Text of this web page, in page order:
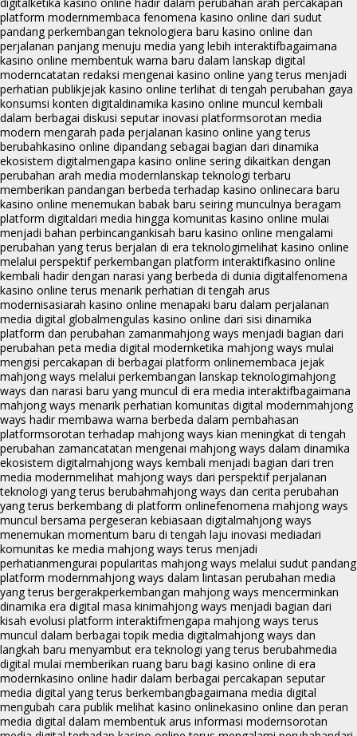
platform modernmembaca fenomena kasino online dari sudut
pandang perkembangan teknologiera baru kasino online dan
perjalanan panjang menuju media yang lebih interaktifbagaimana
kasino online membentuk warna baru dalam lanskap digital
moderncatatan redaksi mengenai kasino online yang terus menjadi
perhatian publikjejak kasino online terlihat di tengah perubahan gaya
konsumsi konten digitaldinamika kasino online muncul kembali
dalam berbagai diskusi seputar inovasi platformsorotan media
modern mengarah pada perjalanan kasino online yang terus
berubahkasino online dipandang sebagai bagian dari dinamika
ekosistem digitalmengapa kasino online sering dikaitkan dengan
perubahan arah media modernlanskap teknologi terbaru
memberikan pandangan berbeda terhadap kasino onlinecara baru
kasino online menemukan babak baru seiring munculnya beragam
platform digitaldari media hingga komunitas kasino online mulai
menjadi bahan perbincangankisah baru kasino online mengalami
perubahan yang terus berjalan di era teknologimelihat kasino online
melalui perspektif perkembangan platform interaktifkasino online
kembali hadir dengan narasi yang berbeda di dunia digitalfenomena
kasino online terus menarik perhatian di tengah arus
modernisasiarah kasino online menapaki baru dalam perjalanan
media digital globalmengulas kasino online dari sisi dinamika
platform dan perubahan zamanmahjong ways menjadi bagian dari
perubahan peta media digital modernketika mahjong ways mulai
mengisi percakapan di berbagai platform onlinemembaca jejak
mahjong ways melalui perkembangan lanskap teknologimahjong
ways dan narasi baru yang muncul di era media interaktifbagaimana
mahjong ways menarik perhatian komunitas digital modernmahjong
ways hadir membawa warna berbeda dalam pembahasan
platformsorotan terhadap mahjong ways kian meningkat di tengah
perubahan zamancatatan mengenai mahjong ways dalam dinamika
ekosistem digitalmahjong ways kembali menjadi bagian dari tren
media modernmelihat mahjong ways dari perspektif perjalanan
teknologi yang terus berubahmahjong ways dan cerita perubahan
yang terus berkembang di platform onlinefenomena mahjong ways
muncul bersama pergeseran kebiasaan digitalmahjong ways
menemukan momentum baru di tengah laju inovasi mediadari
komunitas ke media mahjong ways terus menjadi
perhatianmengurai popularitas mahjong ways melalui sudut pandang
platform modernmahjong ways dalam lintasan perubahan media
yang terus bergerakperkembangan mahjong ways mencerminkan
dinamika era digital masa kinimahjong ways menjadi bagian dari
kisah evolusi platform interaktifmengapa mahjong ways terus
muncul dalam berbagai topik media digitalmahjong ways dan
langkah baru menyambut era teknologi yang terus berubahmedia
digital mulai memberikan ruang baru bagi kasino online di era
modernkasino online hadir dalam berbagai percakapan seputar
media digital yang terus berkembangbagaimana media digital
mengubah cara publik melihat kasino onlinekasino online dan peran
media digital dalam membentuk arus informasi modernsorotan